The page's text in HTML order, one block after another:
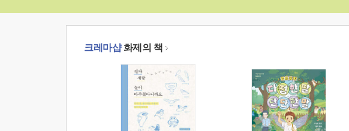
크레마샵화제의 책